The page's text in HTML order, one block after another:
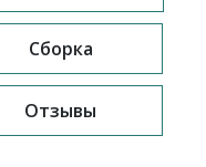
Сборка
Отзывы